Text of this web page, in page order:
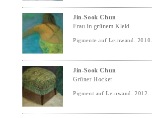
Jin-Sook Chun
Frau in grünem Kleid
Pigmente auf Leinwand.
Jin-Sook Chun
Grüner Hocker
Pigment auf Leinwand. 2012.